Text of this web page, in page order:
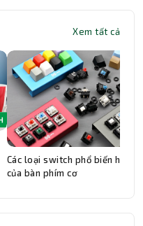
Xem tất cả
Các loại switch phổ biến hiện
của bàn phím cơ